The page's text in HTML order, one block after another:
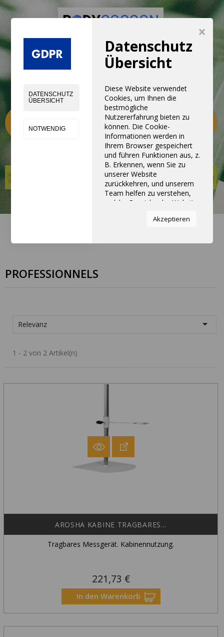
×
DATENSCHUTZ
ÜBERSICHT
NOTWENDIG
Datenschutz
Übersicht
Diese Website verwendet
Cookies, um Ihnen die
bestmögliche
Nutzererfahrung bieten zu
können. Die Cookie-
Informationen werden in
Ihrem Browser gespeichert
und führen Funktionen aus, z.
B. Erkennen, wenn Sie zu
unserer Website
zurückkehren, und unserem
Team helfen zu verstehen,
welche Bereiche der Website
nützlichsten finden.
Sie können durch die
Akzeptieren
NEUE ERFAHRUNG MIT NEUE
PRODUKTEN,
GERÄTEN, UND SERVICE
PROFESSIONNELS
Relevanz 
1 - 2 von 2 Artikel(n)
AROSHA KABINE TRAGBARES...
Tragbares Messgerät. Kabinennutzung.
Preis
221,73 €
In den Warenkorb